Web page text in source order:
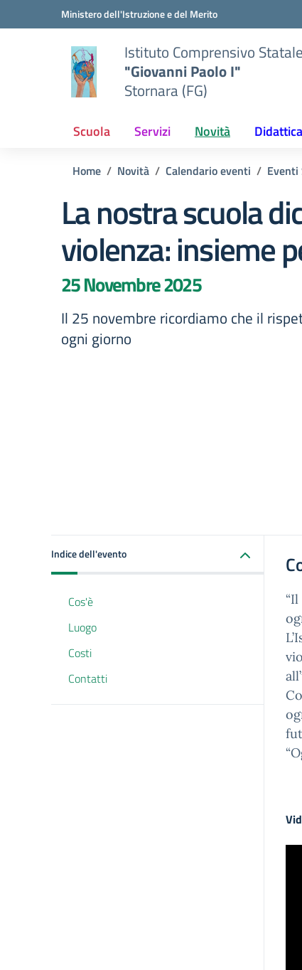
Vai ai contenuti
Vai al menu di navigazioneMinistero dell'Istruzione e del Merito
Istituto Comprensivo Statale
"Giovanni Paolo I"
Stornara (FG)
Scuola Servizi Novità Didattica
Home Novità Calendario eventi Eventi
La nostra scuola
violenza: insieme
25 Novembre 2025
Il 25 novembre ricordiamo che il
ogni giorno
Indice dell'evento
Cos'è
Luogo
Costi
Contatti